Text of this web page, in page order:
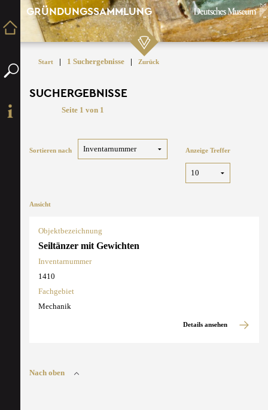
GRÜNDUNGSSAMMLUNG
Start | 1 Suchergebnisse | Zurück
SUCHERGEBNISSE
Seite 1 von 1
Sortieren nach Anzeige Treffer
Ansicht
Objektbezeichnung
Seiltänzer mit Gewichten
Inventarnummer
1410
Fachgebiet
Mechanik
Details ansehen
Nach oben